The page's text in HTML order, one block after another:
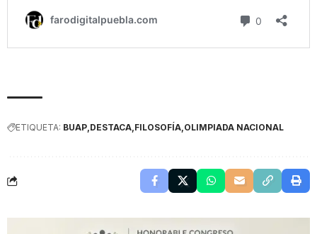
ETIQUETA: BUAP DESTACA FILOSOFÍA OLIMPIADA NACIONAL